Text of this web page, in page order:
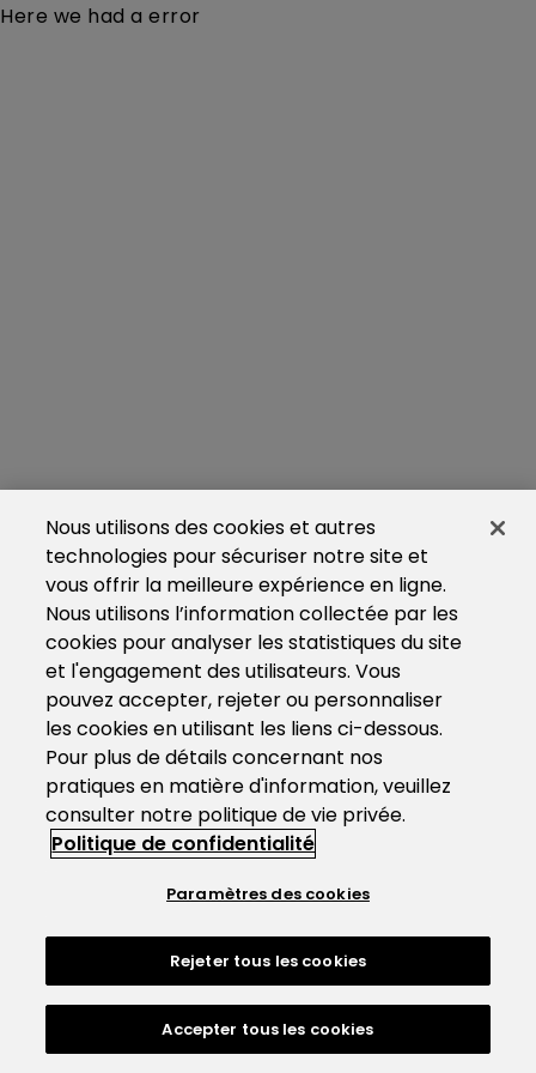
Here we had a error
Nous utilisons des cookies et autres
technologies pour sécuriser notre site et
vous offrir la meilleure expérience en ligne.
Nous utilisons l’information collectée par les
cookies pour analyser les statistiques du site
et l'engagement des utilisateurs. Vous
pouvez accepter, rejeter ou personnaliser
les cookies en utilisant les liens ci-dessous.
Pour plus de détails concernant nos
pratiques en matière d'information, veuillez
consulter notre politique de vie privée.
Politique de confidentialité
Paramètres des cookies
Rejeter tous les cookies
Accepter tous les cookies